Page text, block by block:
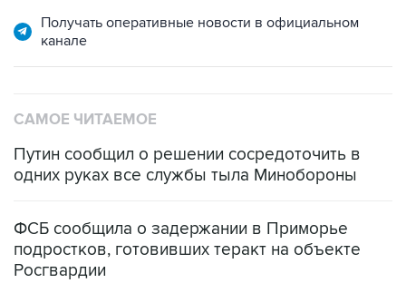
Получать оперативные новости в официальном
канале
САМОЕ ЧИТАЕМОЕ
Путин сообщил о решении сосредоточить в
одних руках все службы тыла Минобороны
ФСБ сообщила о задержании в Приморье
подростков, готовивших теракт на объекте
Росгвардии